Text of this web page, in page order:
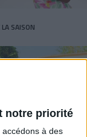
notre priorité
à des
SAISON